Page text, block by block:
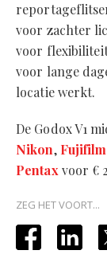
voor zachter
voor
voor lange
locatie werkt.
De Godox V1
Nikon, Fujifilm
Pentaxvoor €
ZEG HET VOORT...